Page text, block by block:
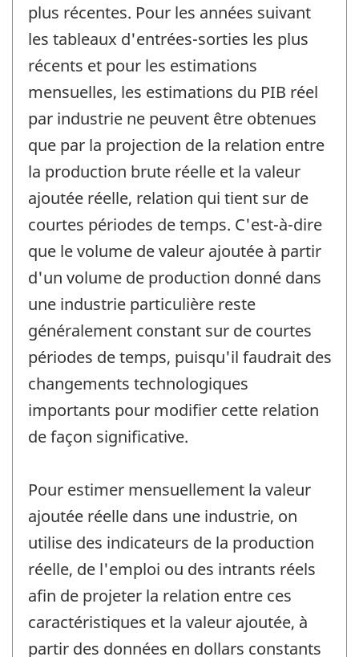
plus récentes. Pour les années suivant
les tableaux d'entrées-sorties les plus
récents et pour les estimations
mensuelles, les estimations du PIB réel
par industrie ne peuvent être obtenues
que par la projection de la relation entre
la production brute réelle et la valeur
ajoutée réelle, relation qui tient sur de
courtes périodes de temps. C'est-à-dire
que le volume de valeur ajoutée à partir
d'un volume de production donné dans
une industrie particulière reste
généralement constant sur de courtes
périodes de temps, puisqu'il faudrait des
changements technologiques
importants pour modifier cette relation
de façon significative.
Pour estimer mensuellement la valeur
ajoutée réelle dans une industrie, on
utilise des indicateurs de la production
réelle, de l'emploi ou des intrants réels
afin de projeter la relation entre ces
caractéristiques et la valeur ajoutée, à
partir des données en dollars constants